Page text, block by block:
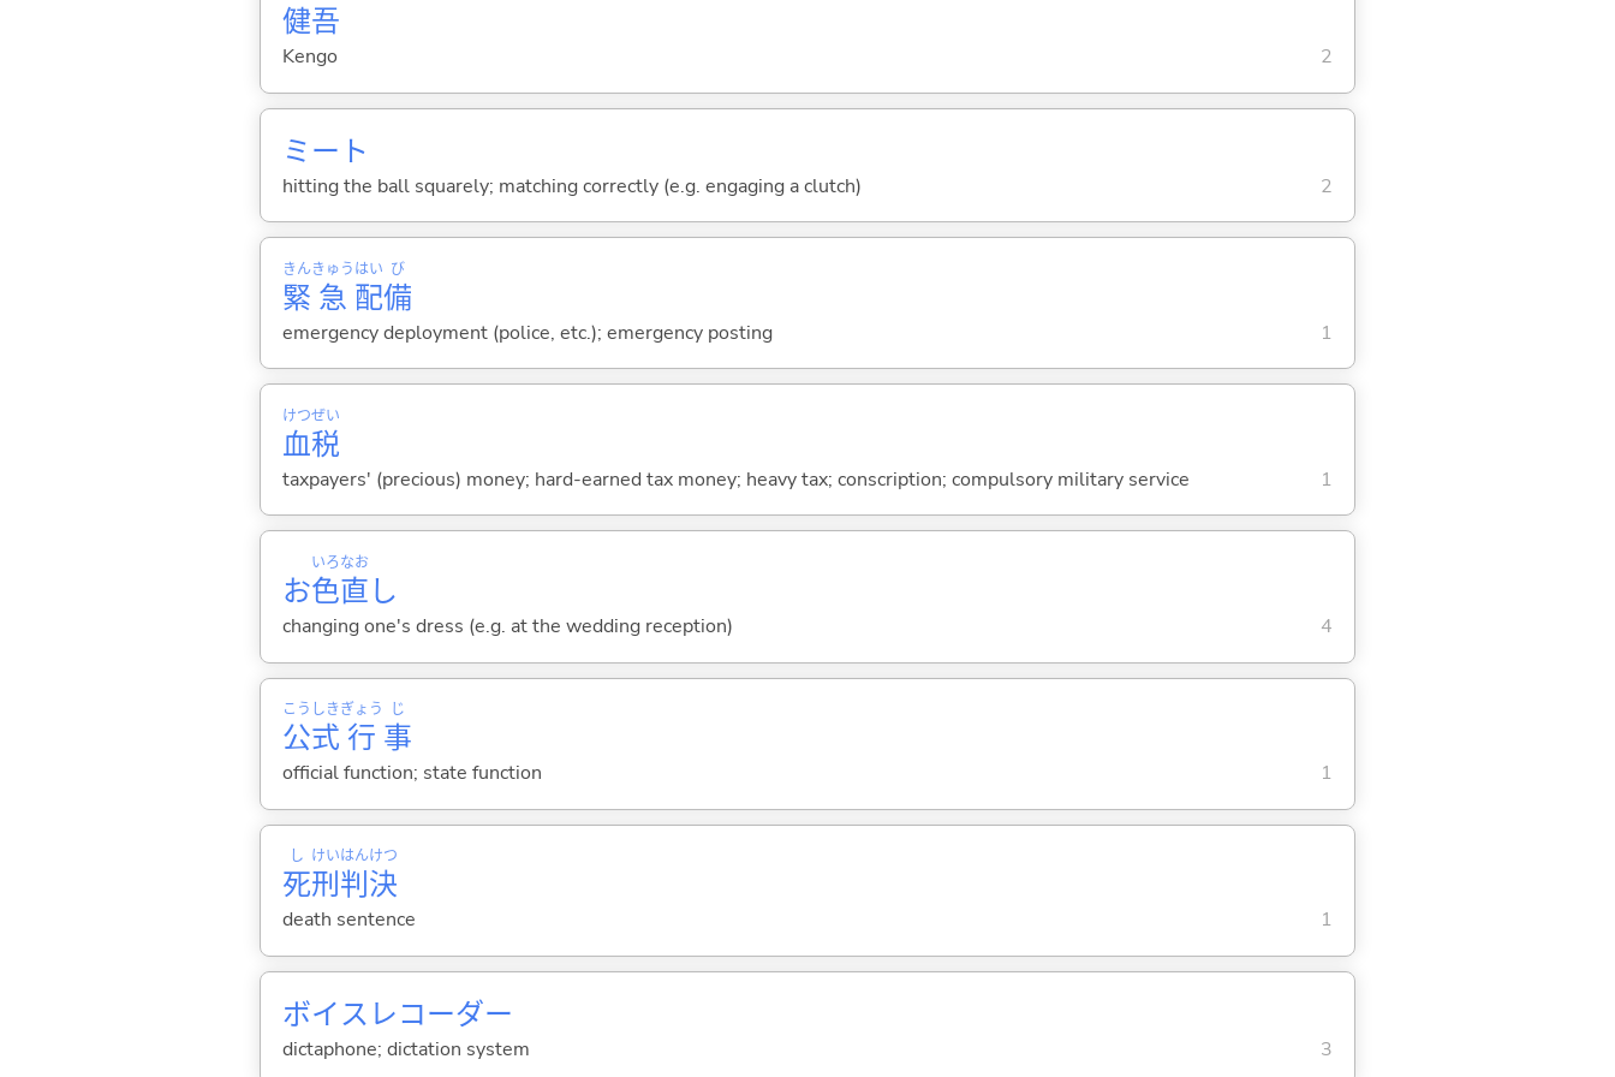
健吾
Kengo 2
ミート
hitting the ball squarely; matching correctly (e.g. engaging a clutch) 2
緊
きん
急
きゅう
配
はい
備
び
emergency deployment (police, etc.); emergency posting 1
血
けつ
税
ぜい
taxpayers' (precious) money; hard-earned tax money; heavy tax; conscription; compulsory military service 1
お色
いろ
直
なお
し
changing one's dress (e.g. at the wedding reception) 4
公
こう
式
しき
行
ぎょう
事
じ
official function; state function 1
死
し
刑
けい
判
はん
決
けつ
death sentence 1
ボイスレコーダー
dictaphone; dictation system 3